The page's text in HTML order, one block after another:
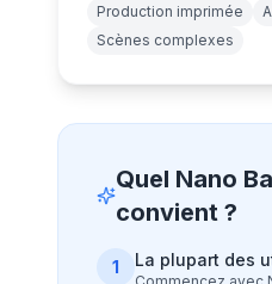
Production imprimée
Scènes complexes
Quel Nano
convient ?
1 La plupart des